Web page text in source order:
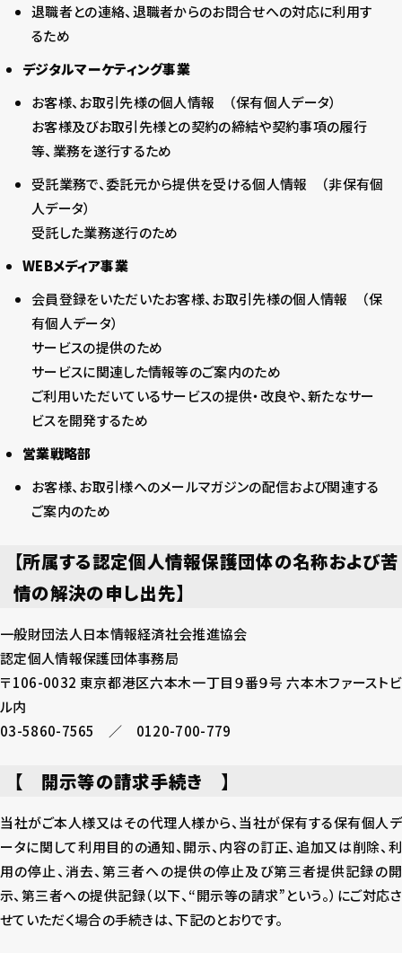
退職者との連絡、退職者からのお問合せへの対応に利用す
るため
デジタルマーケティング事業
お客様、お取引先様の個人情報 （保有個人データ）
お客様及びお取引先様との契約の締結や契約事項の履行
等、業務を遂行するため
受託業務で、委託元から提供を受ける個人情報 （非保有個
人データ）
受託した業務遂行のため
WEBメディア事業
会員登録をいただいたお客様、お取引先様の個人情報 （保
有個人データ）
サービスの提供のため
サービスに関連した情報等のご案内のため
ご利用いただいているサービスの提供・改良や、新たなサー
ビスを開発するため
営業戦略部
お客様、お取引様へのメールマガジンの配信および関連する
ご案内のため
【所属する認定個人情報保護団体の名称および苦
情の解決の申し出先】
一般財団法人日本情報経済社会推進協会
認定個人情報保護団体事務局
〒106-0032 東京都港区六本木一丁目９番９号 六本木ファーストビ
ル内
03-5860-7565 ／ 0120-700-779
【 開示等の請求手続き 】
当社がご本人様又はその代理人様から、当社が保有する保有個人デ
ータに関して利用目的の通知、開示、内容の訂正、追加又は削除、利
用の停止、消去、第三者への提供の停止及び第三者提供記録の開
示、第三者への提供記録（以下、“開示等の請求”という。）にご対応さ
せていただく場合の手続きは、下記のとおりです。